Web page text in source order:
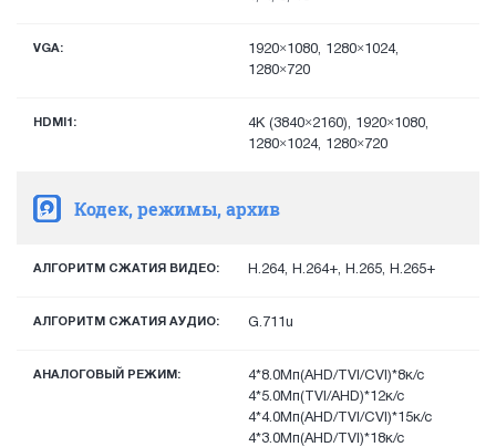
VGA:
1920×1080, 1280×1024,
1280×720
HDMI1:
4K (3840×2160), 1920×1080,
1280×1024, 1280×720
Кодек, режимы, архив
АЛГОРИТМ СЖАТИЯ ВИДЕО: H.264, H.264+, H.265, H.265+
АЛГОРИТМ СЖАТИЯ АУДИО: G.711u
АНАЛОГОВЫЙ РЕЖИМ:
4*8.0Мп(AHD/TVI/CVI)*8к/с
4*5.0Мп(TVI/AHD)*12к/с
4*4.0Мп(AHD/TVI/CVI)*15к/с
4*3.0Мп(AHD/TVI)*18к/с